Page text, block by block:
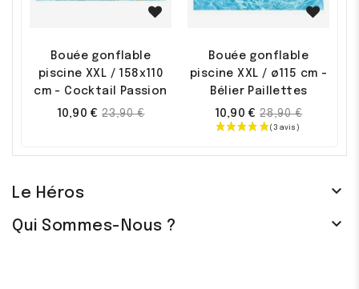
Promo !
Bouée gonflable
piscine XXL / 158x110
cm - Cocktail Passion
10,90 € Prix
23,90 €
Promo !
Bouée gonflable
piscine XXL / ø115 cm -
Bélier Paillettes
10,90 € Prix
de
28,90 €
Le Héros 
Qui Sommes-Nous ? 